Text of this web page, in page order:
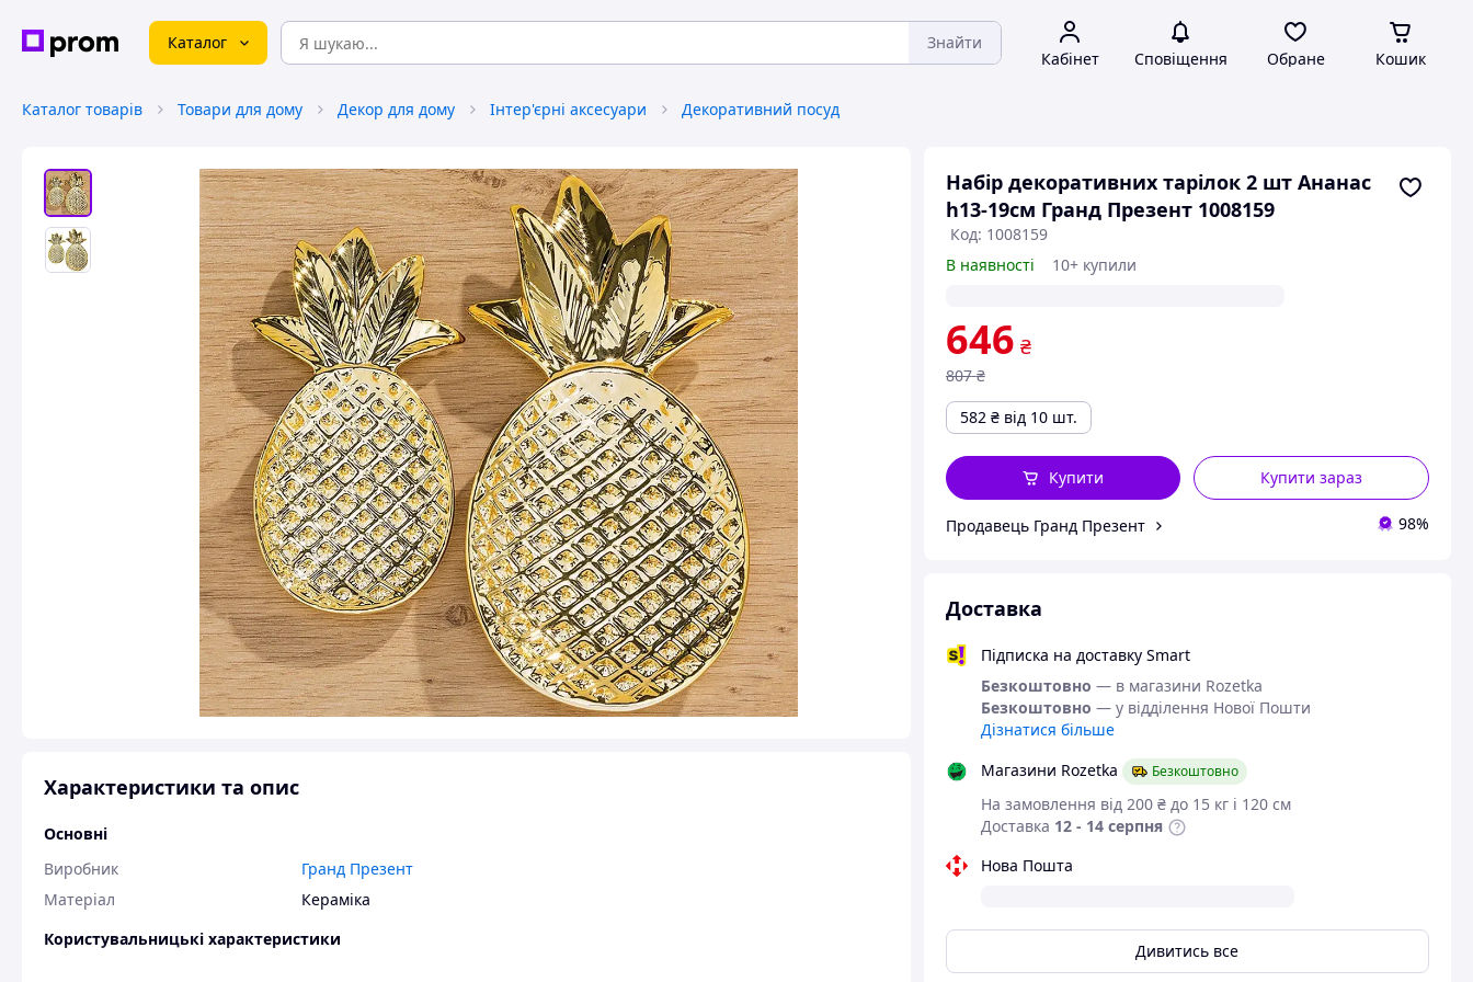
Каталог Знайти
Кабінет Сповіщення Обране Кошик
Каталог товарів Товари для дому Декор для дому Інтер'єрні аксесуари Декоративний посуд
Набір декоративних тарілок 2 шт Ананас
h13-19см Гранд Презент 1008159
Код: 1008159
В наявності
10+ купили
646 ₴
807 ₴
582 ₴ від 10 шт.
Купити зараз
Купити
Продавець Гранд Презент 98%
Доставка
Підписка на доставку Smart
Безкоштовно — в магазини Rozetka
Безкоштовно — у відділення Нової Пошти
Дізнатися більше
Магазини Rozetka
Безкоштовно
На замовлення від 200 ₴ до 15 кг і 120 см
Доставка 12 - 14 серпня
Нова Пошта
Дивитись все
Характеристики та опис
Основні
Виробник
Гранд Презент
Матеріал
Кераміка
Користувальницькі характеристики